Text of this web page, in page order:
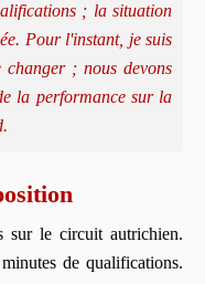
; la situation
Pour l'instant, je suis
; nous devons
la performance sur la
sur le circuit autrichien.
de qualifications.